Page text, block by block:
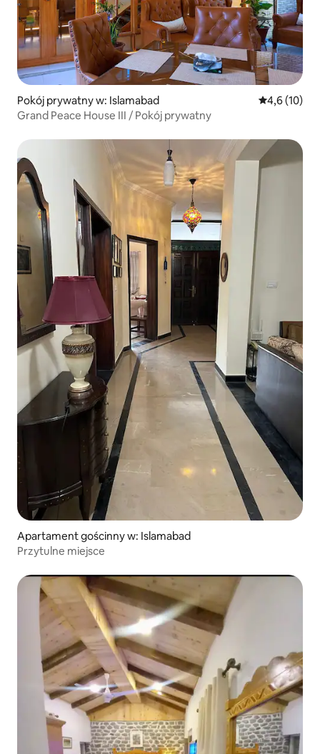
Pokój prywatny w: Islamabad Średnia
4,6 (10)
Grand Peace House III / Pokój prywatny
Apartament gościnny w: Islamabad
Przytulne miejsce